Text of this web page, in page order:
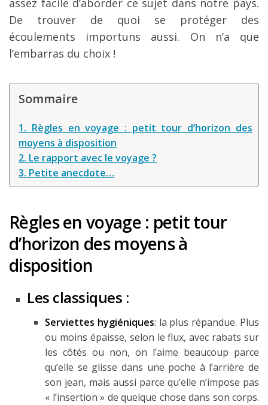
L’auteur
assez facile d’aborder ce sujet dans notre pays.
De trouver de quoi se protéger des
écoulements importuns aussi. On n’a que
l’embarras du choix !
Sommaire
1. Règles en voyage : petit tour d’horizon des
moyens à disposition
2. Le rapport avec le voyage ?
3. Petite anecdote…
Règles en voyage : petit tour
d’horizon des moyens à
disposition
Les classiques :
Serviettes hygiéniques: la plus répandue. Plus
ou moins épaisse, selon le flux, avec rabats sur
les côtés ou non, on l’aime beaucoup parce
qu’elle se glisse dans une poche à l’arrière de
son jean, mais aussi parce qu’elle n’impose pas
« l’insertion » de quelque chose dans son corps.